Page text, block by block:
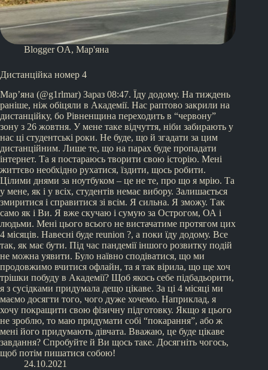
Blogger OA, Мар'яна
Дистанційка номер 4
Мар’яна (@g1rlmar) Зараз 08:47. Їду додому. На тиждень
раніше, ніж обіцяли в Академії. Нас раптово закрили на
дистанційку, бо Рівненщина переходить в “червону”
зону з 26 жовтня. У мене таке відчуття, ніби забирають у
нас ці студентські роки. Не буде, що й згадати за цим
дистанційним. Лише те, що на парах буде пропадати
інтернет. Та я постараюсь творити свою історію. Мені
життєво необхідно рухатися, їздити, щось робити.
Цілими днями за ноутбуком – це не те, про що я мрію. Та
у мене, як і у всіх, студентів немає вибору. Залишається
змиритися і справитися зі всім. Я сильна. Я зможу. Так
само як і Ви. Я вже скучаю і сумую за Острогом, ОА і
людьми. Мені цього всього не вистачатиме протягом цих
4 місяців. Навесні буде reunion ?, а поки їду додому. Все
так, як має бути. Під час пандемії іншого розвитку подій
не можна уявити. Було наївно сподіватися, що ми
продовжимо вчитися офлайн, та я так вірила, що ще хоч
трішки побуду в Академії? Щоб якось себе підбадьорити,
я з сусідками придумала дещо цікаве. За ці 4 місяці ми
маємо досягти того, чого дуже хочемо. Наприклад, я
хочу покращити свою фізичну підготовку. Якщо я цього
не зроблю, то маю придумати собі “покарання”, або ж
мені його придумають дівчата. Вважаю, це буде цікаве
завдання? Спробуйте й Ви щось таке. Досягніть чогось,
щоб потім пишатися собою!
24.10.2021